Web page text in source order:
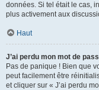
données. Si tel était le cas,
plus activement aux
Haut
J’ai perdu mon mot de
Pas de panique ! Bien que
peut facilement être
et cliquer sur « J’ai perdu